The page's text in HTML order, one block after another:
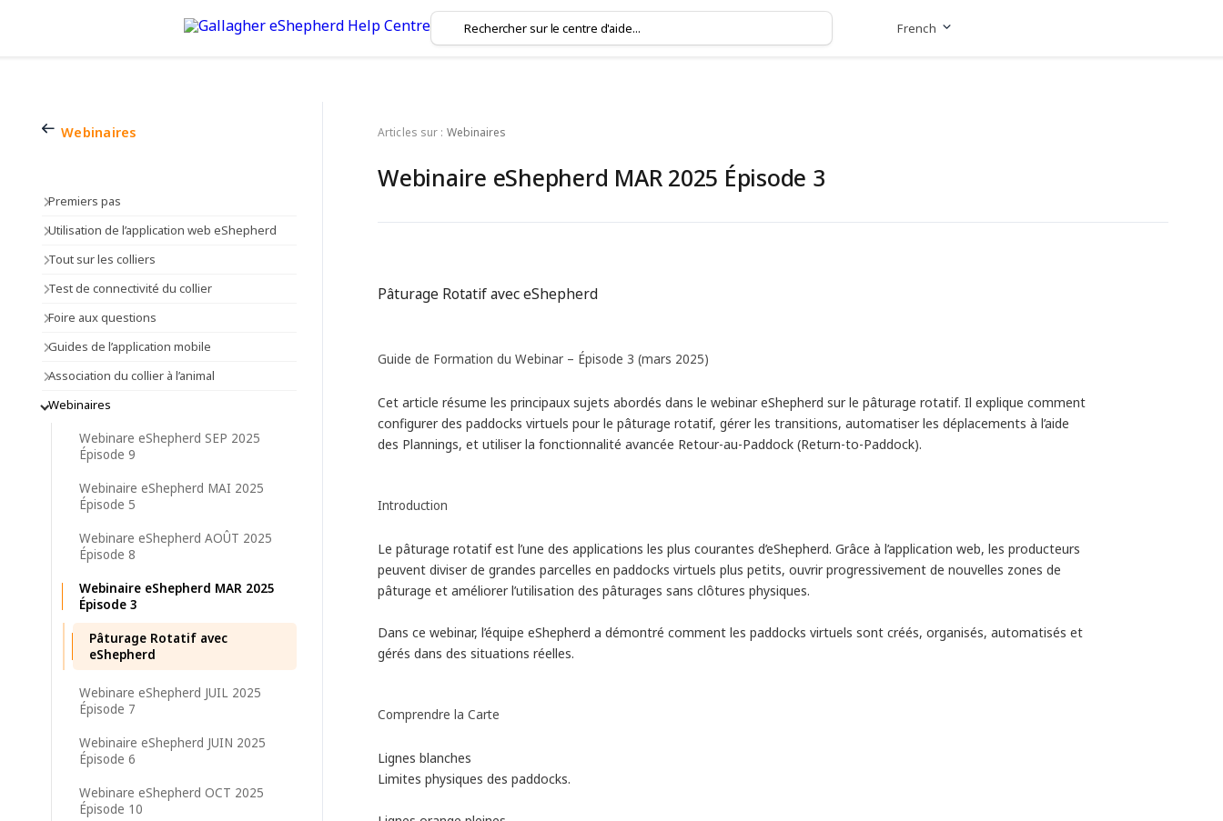
French
Webinaires
Premiers pas
Utilisation de l’application web eShepherd
Tout sur les colliers
Test de connectivité du collier
Foire aux questions
Guides de l’application mobile
Association du collier à l’animal
Webinaires
Webinare eShepherd SEP 2025
Épisode 9
Webinaire eShepherd MAI 2025
Épisode 5
Webinare eShepherd AOÛT 2025
Épisode 8
Webinaire eShepherd MAR 2025
Épisode 3
Pâturage Rotatif avec
eShepherd
Webinare eShepherd JUIL 2025
Épisode 7
Webinaire eShepherd JUIN 2025
Épisode 6
Webinare eShepherd OCT 2025
Épisode 10
Articles sur : Webinaires
Webinaire eShepherd MAR 2025 Épisode 3
Pâturage Rotatif avec eShepherd
Guide de Formation du Webinar – Épisode 3 (mars 2025)
Cet article résume les principaux sujets abordés dans le webinar eShepherd sur le pâturage rotatif. Il explique comment
configurer des paddocks virtuels pour le pâturage rotatif, gérer les transitions, automatiser les déplacements à l’aide
des Plannings, et utiliser la fonctionnalité avancée Retour-au-Paddock (Return-to-Paddock).
Introduction
Le pâturage rotatif est l’une des applications les plus courantes d’eShepherd. Grâce à l’application web, les producteurs
peuvent diviser de grandes parcelles en paddocks virtuels plus petits, ouvrir progressivement de nouvelles zones de
pâturage et améliorer l’utilisation des pâturages sans clôtures physiques.
Dans ce webinar, l’équipe eShepherd a démontré comment les paddocks virtuels sont créés, organisés, automatisés et
gérés dans des situations réelles.
Comprendre la Carte
Lignes blanches
Limites physiques des paddocks.